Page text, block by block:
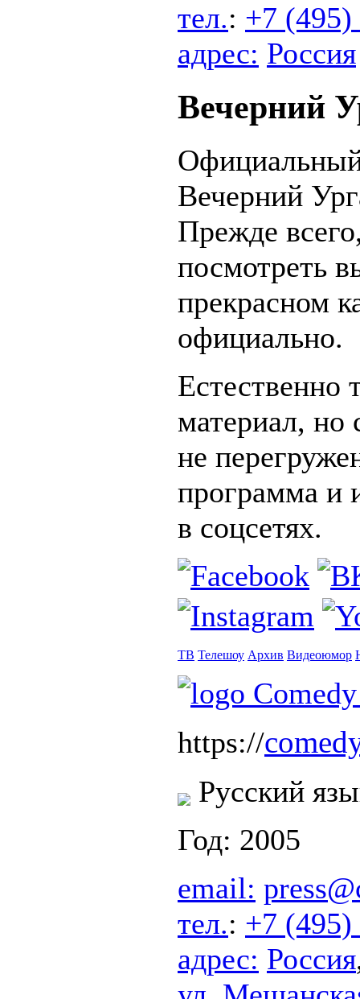
тел.: +7
адрес: Россия
Вечерний
Вечерний
Прежде
посмотреть
прекрасном
официально.
Естественно
материал, но
не
программа и
в соцсетях.
ТВ Телешоу Архив Видеоюмор
https://
Русский
Год: 2005
email:
тел.: +7
адрес: Россия